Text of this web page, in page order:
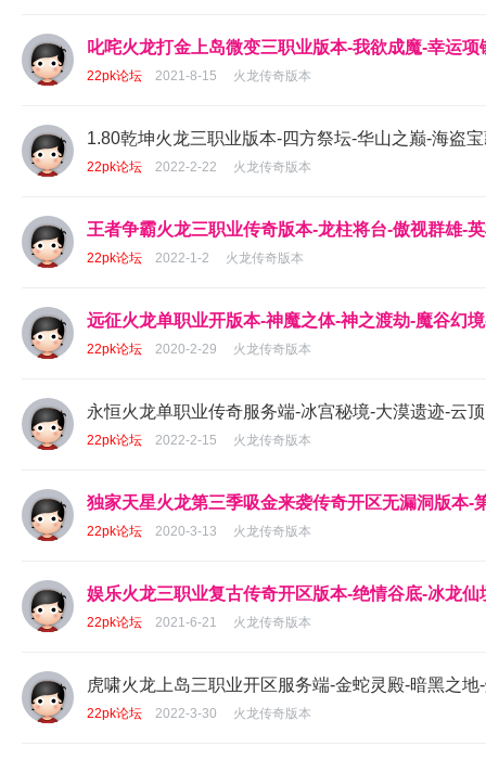
叱咤火龙打金上岛微变三职业版本-我欲成魔-幸运项
22pk论坛 2021-8-15 火龙传奇版本
1.80乾坤火龙三职业版本-四方祭坛-华山之巅-海盗
22pk论坛 2022-2-22 火龙传奇版本
王者争霸火龙三职业传奇版本-龙柱将台-傲视群雄-
22pk论坛 2022-1-2 火龙传奇版本
远征火龙单职业开版本-神魔之体-神之渡劫-魔谷幻
22pk论坛 2020-2-29 火龙传奇版本
永恒火龙单职业传奇服务端-冰宫秘境-大漠遗迹-云
22pk论坛 2022-2-15 火龙传奇版本
独家天星火龙第三季吸金来袭传奇开区无漏洞版本-
22pk论坛 2020-3-13 火龙传奇版本
娱乐火龙三职业复古传奇开区版本-绝情谷底-冰龙仙
22pk论坛 2021-6-21 火龙传奇版本
虎啸火龙上岛三职业开区服务端-金蛇灵殿-暗黑之地
22pk论坛 2022-3-30 火龙传奇版本